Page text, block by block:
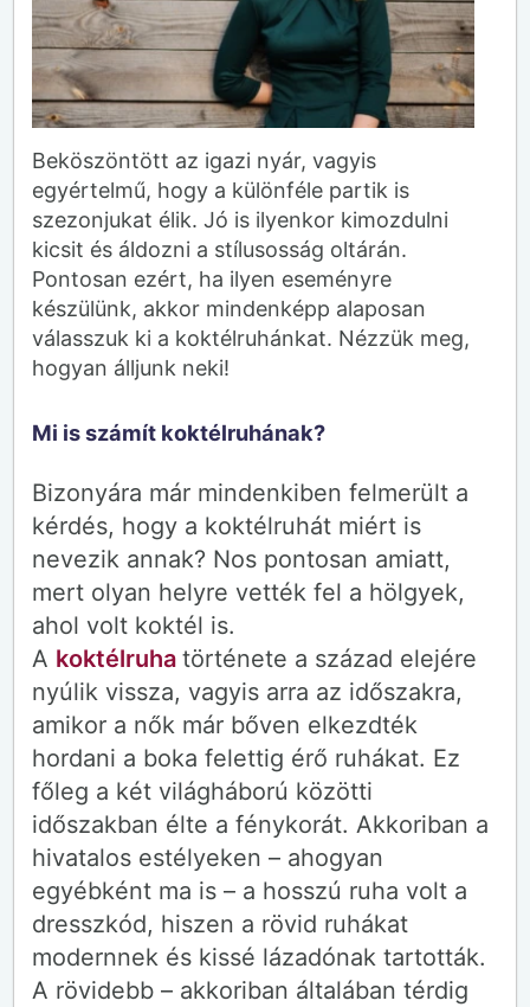
Beköszöntött az igazi nyár, vagyis
egyértelmű, hogy a különféle partik is
szezonjukat élik. Jó is ilyenkor kimozdulni
kicsit és áldozni a stílusosság oltárán.
Pontosan ezért, ha ilyen eseményre
készülünk, akkor mindenképp alaposan
válasszuk ki a koktélruhánkat. Nézzük meg,
hogyan álljunk neki!
Mi is számít koktélruhának?
Bizonyára már mindenkiben felmerült a
kérdés, hogy a koktélruhát miért is
nevezik annak? Nos pontosan amiatt,
mert olyan helyre vették fel a hölgyek,
ahol volt koktél is.
A koktélruhatörténete a század elejére
nyúlik vissza, vagyis arra az időszakra,
amikor a nők már bőven elkezdték
hordani a boka felettig érő ruhákat. Ez
főleg a két világháború közötti
időszakban élte a fénykorát. Akkoriban a
hivatalos estélyeken – ahogyan
egyébként ma is – a hosszú ruha volt a
dresszkód, hiszen a rövid ruhákat
modernnek és kissé lázadónak tartották.
A rövidebb – akkoriban általában térdig